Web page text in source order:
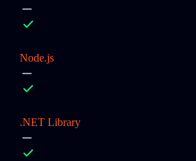
Node.js
.NET Library